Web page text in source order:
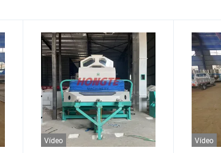
Vídeo Vídeo